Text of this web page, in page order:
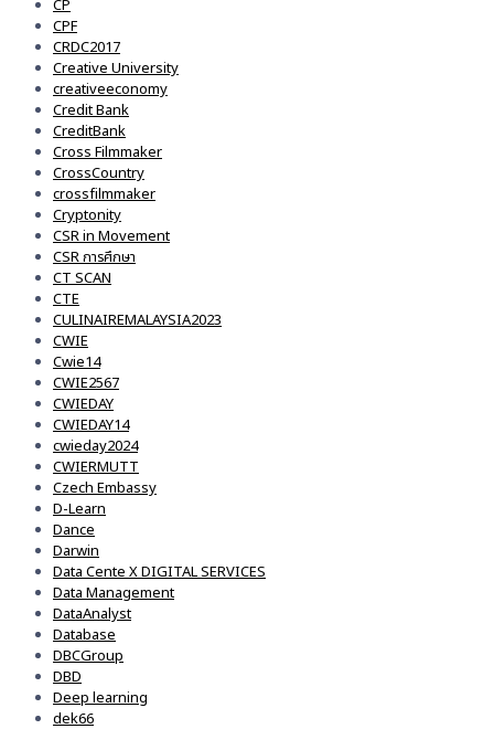
CP
CPF
CRDC2017
Creative University
creativeeconomy
Credit Bank
CreditBank
Cross Filmmaker
CrossCountry
crossfilmmaker
Cryptonity
CSR in Movement
CSR การศึกษา
CT SCAN
CTE
CULINAIREMALAYSIA2023
CWIE
Cwie14
CWIE2567
CWIEDAY
CWIEDAY14
cwieday2024
CWIERMUTT
Czech Embassy
D-Learn
Dance
Darwin
Data Cente X DIGITAL SERVICES
Data Management
DataAnalyst
Database
DBCGroup
DBD
Deep learning
dek66